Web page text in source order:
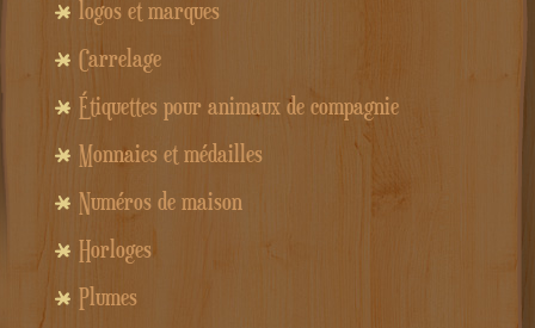
logos et marques
Carrelage
Étiquettes pour animaux de compagnie
Monnaies et médailles
Numéros de maison
Horloges
Plumes